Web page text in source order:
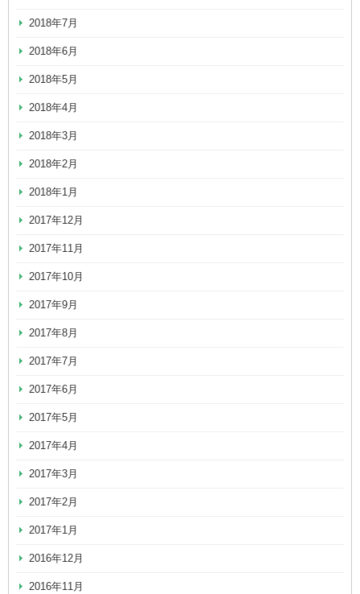
2018年7月
2018年6月
2018年5月
2018年4月
2018年3月
2018年2月
2018年1月
2017年12月
2017年11月
2017年10月
2017年9月
2017年8月
2017年7月
2017年6月
2017年5月
2017年4月
2017年3月
2017年2月
2017年1月
2016年12月
2016年11月